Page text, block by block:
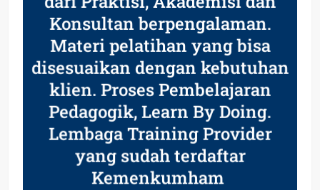
Konsultan berpengalaman.
Materi pelatihan yang bisa
disesuaikan dengan kebutuhan
klien. Proses Pembelajaran
Pedagogik, Learn By Doing.
Lembaga Training Provider
yang sudah terdaftar
Kemenkumham